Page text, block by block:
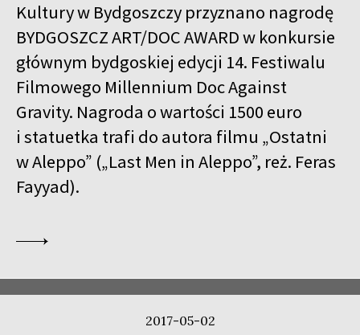
Kultury w Bydgoszczy przyznano nagrodę
BYDGOSZCZ ART/DOC AWARD w konkursie
głównym bydgoskiej edycji 14. Festiwalu
Filmowego Millennium Doc Against
Gravity. Nagroda o wartości 1500 euro
i statuetka trafi do autora filmu „Ostatni
w Aleppo” („Last Men in Aleppo”, reż. Feras
Fayyad).
2017-05-02